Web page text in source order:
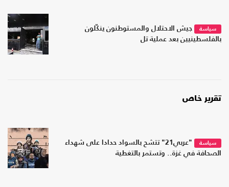
سياسة
جيش الاحتلال والمستوطنون ينكّلون
بالفلسطينيين بعد عملية تل
تقرير خاص
سياسة
"عربي21" تتشح بالسواد حدادا على شهداء
الصحافة في غزة.. وتستمر بالتغطية